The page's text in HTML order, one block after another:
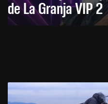
de La Granja VIP 2